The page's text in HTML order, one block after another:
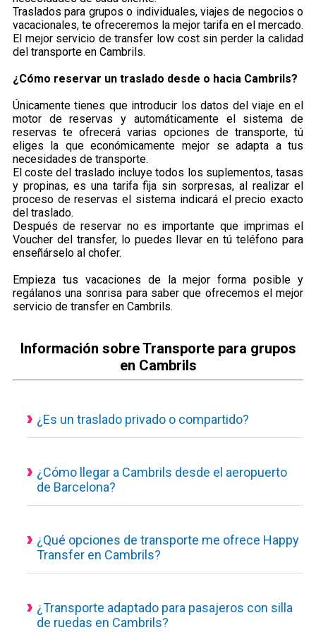
Traslados para grupos o individuales, viajes de negocios o
vacacionales, te ofreceremos la mejor tarifa en el mercado.
El mejor servicio de transfer low cost sin perder la calidad
del transporte en Cambrils.
¿Cómo reservar un traslado desde o hacia Cambrils?
Únicamente tienes que introducir los datos del viaje en el
motor de reservas y automáticamente el sistema de
reservas te ofrecerá varias opciones de transporte, tú
eliges la que económicamente mejor se adapta a tus
necesidades de transporte.
El coste del traslado incluye todos los suplementos, tasas
y propinas, es una tarifa fija sin sorpresas, al realizar el
proceso de reservas el sistema indicará el precio exacto
del traslado.
Después de reservar no es importante que imprimas el
Voucher del transfer, lo puedes llevar en tú teléfono para
enseñárselo al chofer.
Empieza tus vacaciones de la mejor forma posible y
regálanos una sonrisa para saber que ofrecemos el mejor
servicio de transfer en Cambrils.
Información sobre Transporte para grupos
en Cambrils
¿Es un traslado privado o compartido?
Todos nuestros servicios de transporte disponibles son
el vehículo es de uso exclusivo para ti y tus acompañantes.
¿Cómo llegar a Cambrils desde el aeropuerto
de Barcelona?
Traslado desde el aeropuerto a Cambrils con un servicio
reservas el tiempo estimado del trayecto, los kilómetros hasta
tú destino y el precio final a pagar.
Conoceras el coste del traslado desde el minuto uno, sin
¿Qué opciones de transporte me ofrece Happy
Transfer en Cambrils?
1. Taxi privado
3. Minivan privada
4. Minibús privado
¿Transporte adaptado para pasajeros con silla
de ruedas en Cambrils?